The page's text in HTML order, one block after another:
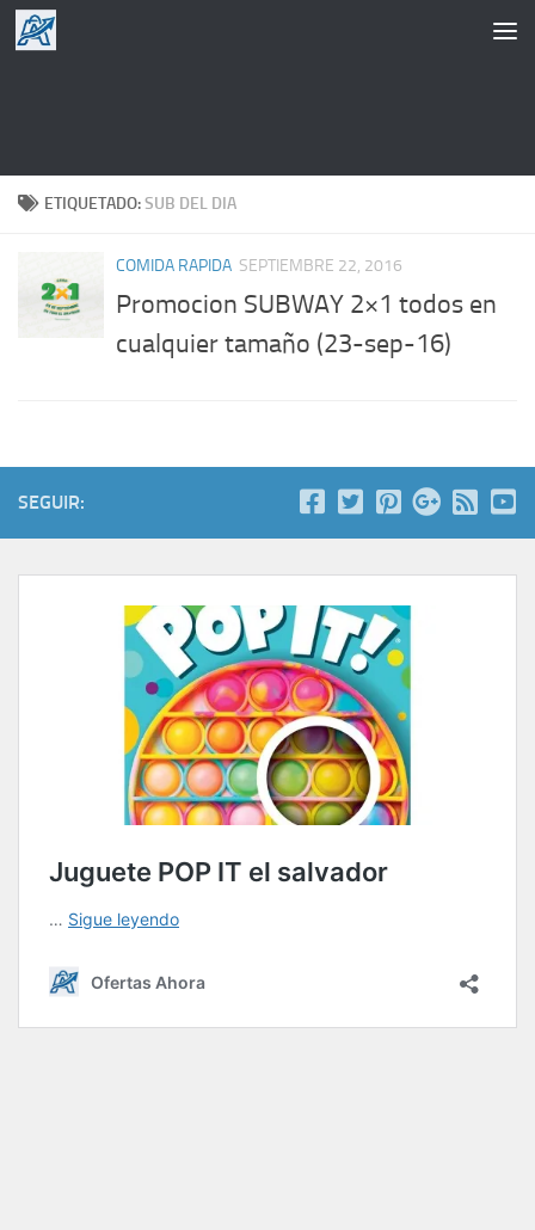
Saltar al contenido
ETIQUETADO:SUB DEL DIA
COMIDA RAPIDA SEPTIEMBRE 22, 2016
Promocion SUBWAY 2×1 todos en
cualquier tamaño (23-sep-16)
SEGUIR: